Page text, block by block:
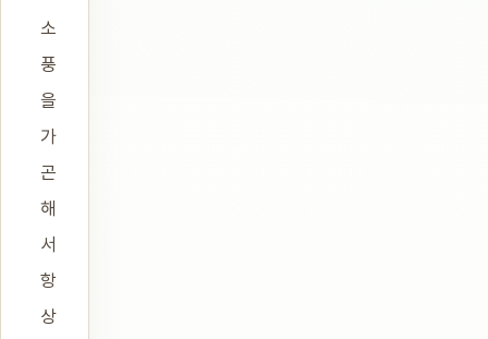
소
풍
을
가
곤
해
서
항
상